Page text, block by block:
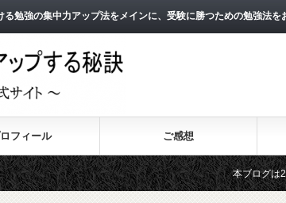
勉強の集中力アップ法をメインに、受験に勝つための勉強法を
フィール ご感想
本ブログは2010年8月より
2011年3月よりスタートし